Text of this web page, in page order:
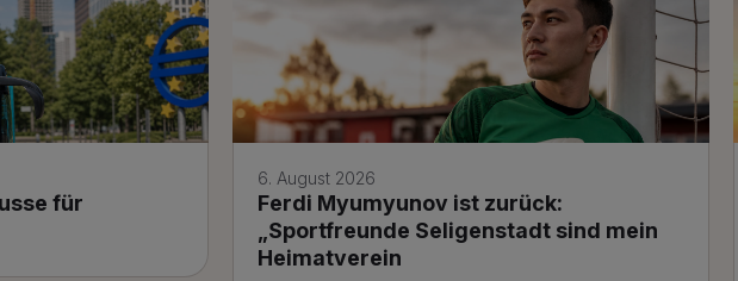
für
6. August 2026
Ferdi Myumyunov ist zurück:
„Sportfreunde Seligenstadt sind mein
Heimatverein